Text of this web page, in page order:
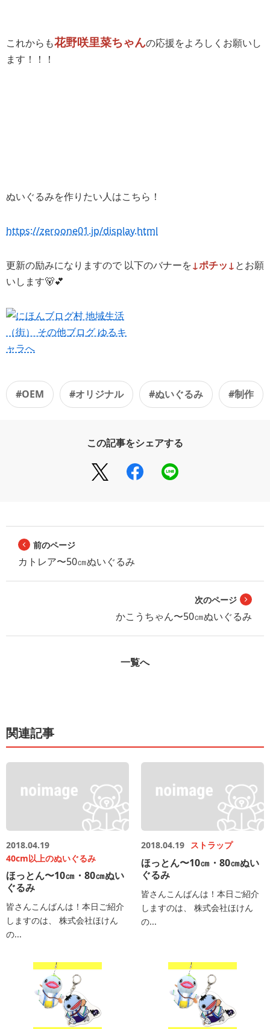
これからも花野咲里菜ちゃんの応援をよろしくお願いし
ます！！！
ぬいぐるみを作りたい人はこちら！
https://zeroone01.jp/display.html
更新の励みになりますので 以下のバナーを↓ポチッ↓とお願
いします🐻💕
#OEM #オリジナル #ぬいぐるみ #制作
この記事をシェアする
前のページ
カトレア〜50㎝ぬいぐるみ
次のページ
かこうちゃん〜50㎝ぬいぐるみ
一覧へ
関連記事
2018.04.19
40cm以上のぬいぐるみ
ほっとん〜10㎝・80㎝ぬい
ぐるみ
皆さんこんばんは！本日ご紹介
しますのは、 株式会社ほけん
の...
2018.04.19 ストラップ
ほっとん〜10㎝・80㎝ぬい
ぐるみ
皆さんこんばんは！本日ご紹介
しますのは、 株式会社ほけん
の...